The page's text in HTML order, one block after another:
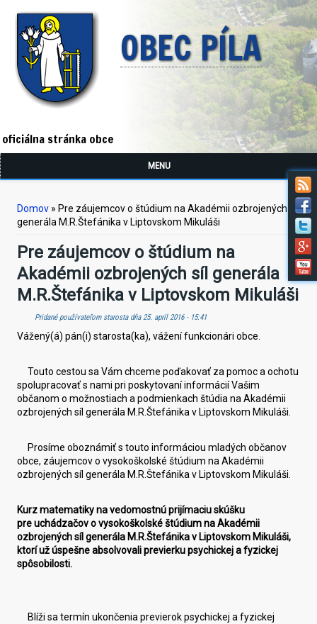
OBEC PÍLA
oficiálna stránka obce
MENU
Nachádzate sa tu
Domov » Pre záujemcov o štúdium na Akadémii ozbrojených síl
generála M.R.Štefánika v Liptovskom Mikuláši
Pre záujemcov o štúdium na
Akadémii ozbrojených síl generála
M.R.Štefánika v Liptovskom Mikuláši
Pridané používateľom starostadňa 25. apríl 2016 - 15:41
Vážený(á) pán(i) starosta(ka), vážení funkcionári obce.
Touto cestou sa Vám chceme poďakovať za pomoc a ochotu
spolupracovať s nami pri poskytovaní informácií Vašim
občanom o možnostiach a podmienkach štúdia na Akadémii
ozbrojených síl generála M.R.Štefánika v Liptovskom Mikuláši.
Prosíme oboznámiť s touto informáciou mladých občanov
obce, záujemcov o vysokoškolské štúdium na Akadémii
ozbrojených síl generála M.R.Štefánika v Liptovskom Mikuláši.
Kurz matematiky na vedomostnú prijímaciu skúšku
pre uchádzačov o vysokoškolské štúdium na Akadémii
ozbrojených síl generála M.R.Štefánika v Liptovskom Mikuláši,
ktorí už úspešne absolvovali previerku psychickej a fyzickej
spôsobilosti.
Blíži sa termín ukončenia previerok psychickej a fyzickej